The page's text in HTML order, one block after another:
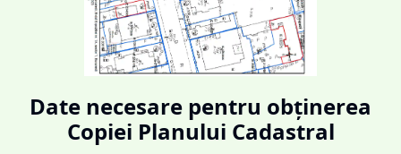
Date necesare pentru obținerea
Copiei Planului Cadastral